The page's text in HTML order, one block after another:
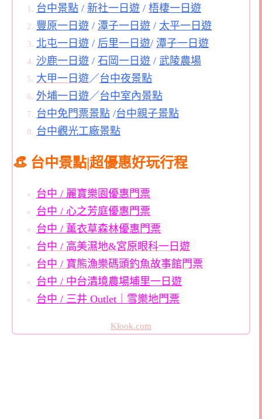
台中景點 / 新社一日遊 / 梧棲一日遊
豐原一日遊 / 潭子一日遊 / 太平一日遊
北屯一日遊 / 后里一日遊/ 潭子一日遊
沙鹿一日遊 / 石岡一日遊 / 武陵農場
大甲一日遊／台中夜景點
外埔一日遊／台中室內景點
台中免門票景點 /台中親子景點
台中觀光工廠景點
👒 台中景點|超優惠好玩行程
台中 / 麗寶樂園優惠門票
台中 / 心之芳庭優惠門票
台中 / 薰衣草森林優惠門票
台中 / 高美濕地&宮原眼科一日遊
台中 / 寶熊漁樂碼頭釣魚故事館門票
台中 / 中台清境農場埔里一日遊
台中 / 三井 Outlet｜雪樂地門票
Klook.com